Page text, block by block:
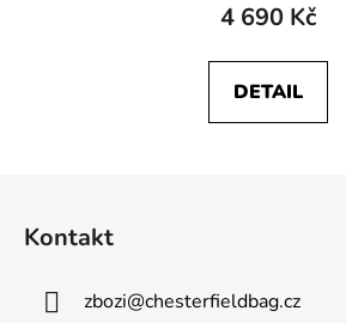
4 690 Kč
DETAIL
Kontakt
zbozi@chesterfieldbag.cz